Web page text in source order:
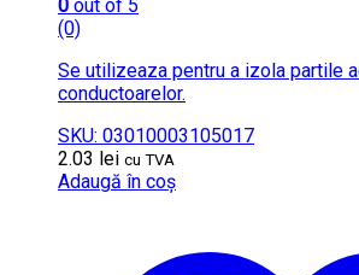
0 out of 5
(0)
Se utilizeaza pentru a izola partile
conductoarelor.
SKU: 03010003105017
2.03 lei cu TVA
Adaugă în coș